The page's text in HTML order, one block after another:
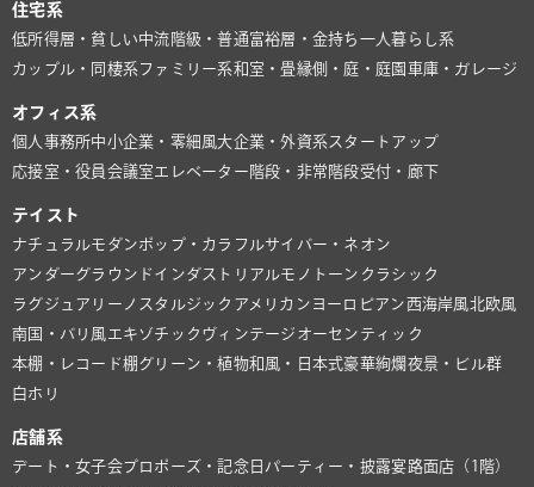
住宅系
低所得層・貧しい中流階級・普通富裕層・金持ち 一人暮らし系
カップル・同棲系ファミリー系和室・畳縁側・庭・庭園 車庫・ガレージ
オフィス系
個人事務所中小企業・零細風大企業・外資系スタートアップ
応接室・役員会議室 エレベーター 階段・非常階段受付・廊下
テイスト
ナチュラルモダンポップ・カラフルサイバー・ネオン
アンダーグラウンド インダストリアルモノトーン クラシック
ラグジュアリー ノスタルジック アメリカン ヨーロピアン 西海岸風北欧風
南国・バリ風 エキゾチック ヴィンテージ オーセンティック
本棚・レコード棚グリーン・植物和風・日本式豪華絢爛夜景・ビル群
白ホリ
店舗系
デート・女子会プロポーズ・記念日 パーティー・披露宴路面店（1階）